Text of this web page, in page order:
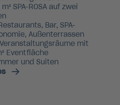
SPA-ROSA auf zwei
Bar, SPA-
Außenterrassen
mit
Eventfläche
und Suiten